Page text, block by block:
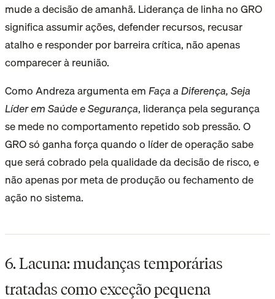
mude a decisão de amanhã. Liderança de linha no GRO
significa assumir ações, defender recursos, recusar
atalho e responder por barreira crítica, não apenas
comparecer à reunião.
Como Andreza argumenta emFaça a Diferença, Seja
Líder em Saúde e Segurança, liderança pela segurança
se mede no comportamento repetido sob pressão. O
GRO só ganha força quando o líder de operação sabe
que será cobrado pela qualidade da decisão de risco, e
não apenas por meta de produção ou fechamento de
ação no sistema.
6. Lacuna: mudanças temporárias
tratadas como exceção pequena